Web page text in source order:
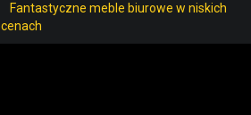
Fantastyczne meble biurowe w niskich
cenach